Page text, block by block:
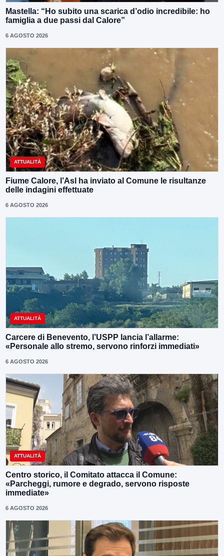
Mastella: “Ho subito una scarica d’odio incredibile: ho
famiglia a due passi dal Calore”
6 AGOSTO 2026
ATTUALITÀ
Fiume Calore, l’Asl ha inviato al Comune le risultanze
delle indagini effettuate
6 AGOSTO 2026
ATTUALITÀ
Carcere di Benevento, l’USPP lancia l’allarme:
«Personale allo stremo, servono rinforzi immediati»
6 AGOSTO 2026
ATTUALITÀ
Centro storico, il Comitato attacca il Comune:
«Parcheggi, rumore e degrado, servono risposte
immediate»
6 AGOSTO 2026